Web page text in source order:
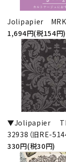
Jolipapier
1,694円(税154円)
▼Jolipapier
32938（旧RE-
330円(税30円)